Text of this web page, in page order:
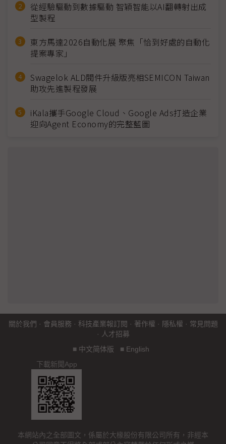
從經驗驅動到數據驅動 智穎智能以AI翻轉射出成
型製程
東方馬達2026自動化展 聚焦「恰到好處的自動化
提案專家」
Swagelok ALD閥件升級版亮相SEMICON Taiwan
助攻先進製程發展
iKala攜手Google Cloud、Google Ads打造企業
迎向Agent Economy的完整藍圖
關於我們 · 會員服務 · 科技產業報訂閱 · 著作權 · 隱私權 · 常見問題
· 人才招募
■ 中文简体版 ■ English
下載新聞App
本網站內之全部圖文，係屬於大椽股份有限公司所有，非經本